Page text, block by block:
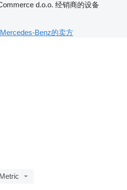
d.o.o. 经销商的设备
Mercedes-Benz的卖方
Metric